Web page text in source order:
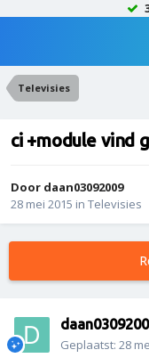
Televisies
ci +module vind
Door daan03092009
28 mei 2015 in Televisies
Geplaatst: 28